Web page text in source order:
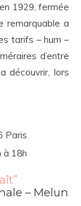
1929, fermée
remarquable a
tarifs – hum –
d’entre
découvrir, lors
Paris
à 18h
– Melun